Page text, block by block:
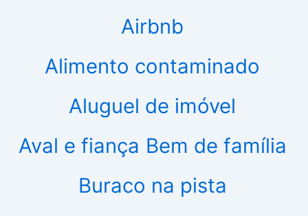
Airbnb
Alimento contaminado
Aluguel de imóvel
Aval e fiança Bem de família
Buraco na pista